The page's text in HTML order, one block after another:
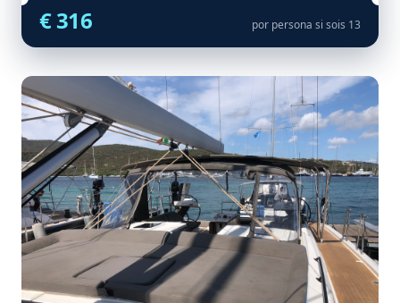
€ 316 por persona si sois 13